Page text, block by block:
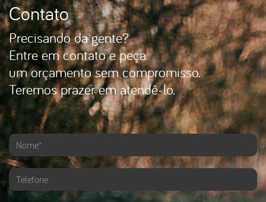
Contato
Precisando da gente?
Entre em contato e peça
um orçamento sem compromisso.
Teremos prazer em atendê-lo.